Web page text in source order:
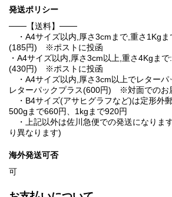
発送ポリシー
───【送料】───
・A4サイズ以内,厚さ3cmまで,重さ1Kgま
(185円) ※ポストに投函
・A4サイズ以内,厚さ3cm以上,重さ4Kgま
(430円) ※ポストに投函
・A4サイズ以内,厚さ3cm以上でレターパ
レターパックプラス(600円) ※対面でのお
・B4サイズ(アサヒグラフなど)は定形外
500gまで660円、1kgまで920円
・上記以外は佐川急便での発送になりま
り異なります)
海外発送可否
可